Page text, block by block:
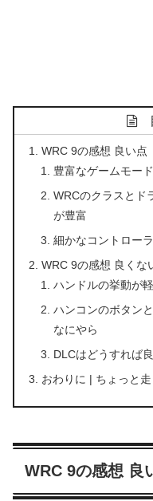
WRC 9の感想 良い点
豊富なゲームモード
WRCのクラスとド
が豊富
細かなコントロー
WRC 9の感想 良くな
ハンドルの挙動が
ハンコンのボタン
なにやら
DLCはどうすれば
おわりに | ちょっと
WRC 9の感想 良